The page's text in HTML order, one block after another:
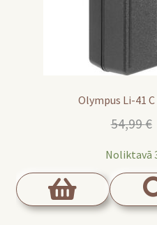
Olympus Li-41
54,99€
Noliktavā